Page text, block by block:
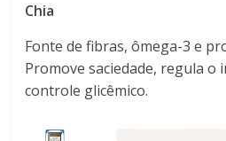
Chia
Fonte de fibras, ômega-3 e
Promove saciedade, regula o
controle glicêmico.